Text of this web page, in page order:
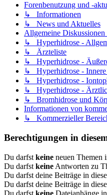
Forenbenutzung und -
↳ Informationen
↳ News und Aktuelles
Allgemeine
↳ Hyperhidrose -
↳ Ärzteliste
↳ Hyperhidrose -
↳ Hyperhidrose - Innere
↳ Hyperhidrose -
↳ Hyperhidrose -
↳ Bromhidrose und
Informationen von
↳ Kommerzieller
Berechtigungen in
Du darfst keine neuen Themen
Du darfst keine Antworten zu
Du darfst deine Beiträge in
Du darfst deine Beiträge in
Du darfst keine Dateianhänge